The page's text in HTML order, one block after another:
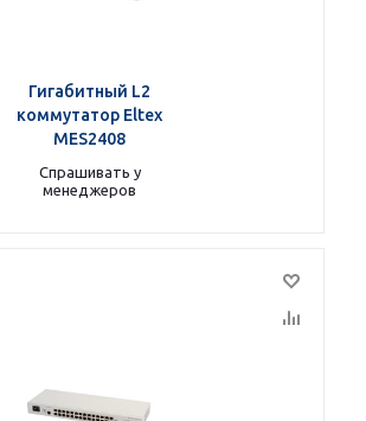
Гигабитный L2
коммутатор Eltex
MES2408
Спрашивать у
менеджеров